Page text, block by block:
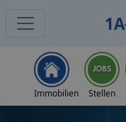
Immobilien Stellen